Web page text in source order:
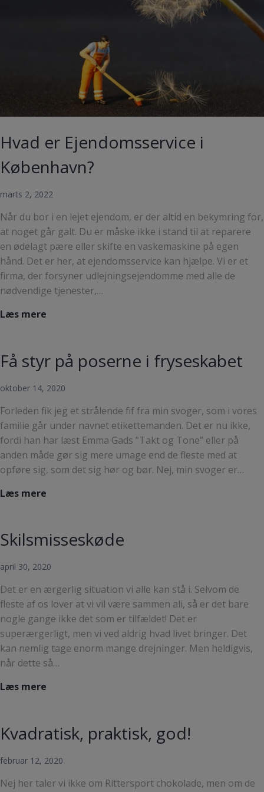
Hvad er Ejendomsservice i
København?
marts 2, 2022
Når du bor i en lejet ejendom, er der altid en bekymring for,
at noget går galt. Du er måske ikke i stand til at reparere
en ødelagt pære eller skifte en vaskemaskine på egen
hånd. Det er her, at ejendomsservice kan hjælpe. Vi er et
firma, der forsyner udlejningsejendomme med alle de
nødvendige tjenester,…
Læs mere
i
København?
Få styr på poserne i fryseskabet
oktober 14, 2020
Forleden fik jeg et strålende fif fra min svoger, som i vores
familie går under navnet etikettemanden. Det er nu ikke,
fordi han har læst Emma Gads ”Takt og Tone” eller på
anden måde gør sig mere umage end de fleste med at
opføre sig, som det sig hør og bør. Nej, min svoger er…
Læs mere
poserne
i
fryseskabet
Skilsmisseskøde
april 30, 2020
Det er en ærgerlig situation vi alle kan stå i. Selvom de
fleste af os lover at vi vil være sammen ali, så er det bare
nogle gange ikke det som er tilfældet! Det er
superærgerligt, men vi ved aldrig hvad livet bringer. Det
kan nemlig tage enorm mange drejninger. Men heldigvis,
når dette så…
Læs mere
Kvadratisk, praktisk, god!
februar 12, 2020
Nej her taler vi ikke om Rittersport chokolade, men om de